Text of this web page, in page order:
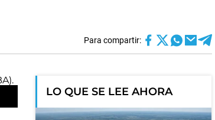
Para compartir:
LO QUE SE LEE AHORA